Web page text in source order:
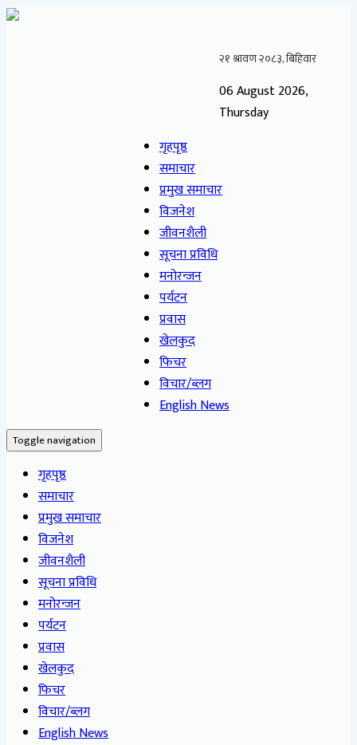
06 August 2026,
Thursday
गृहपृष्ठ
समाचार
प्रमुख समाचार
विजनेश
जीवनशैली
सूचना प्रविधि
मनोरन्जन
पर्यटन
प्रवास
खेलकुद
फिचर
विचार/ब्लग
English News
Toggle navigation
गृहपृष्ठ
समाचार
प्रमुख समाचार
विजनेश
जीवनशैली
सूचना प्रविधि
मनोरन्जन
पर्यटन
प्रवास
खेलकुद
फिचर
विचार/ब्लग
English News